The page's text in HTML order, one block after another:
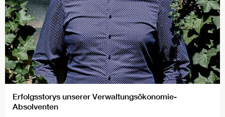
Erfolgsstorys unserer Verwaltungsökonomie-
Absolventen